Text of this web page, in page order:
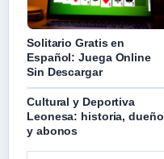
Solitario Gratis en
Español: Juega Online
Sin Descargar
Cultural y Deportiva
Leonesa: historia, dueño
y abonos